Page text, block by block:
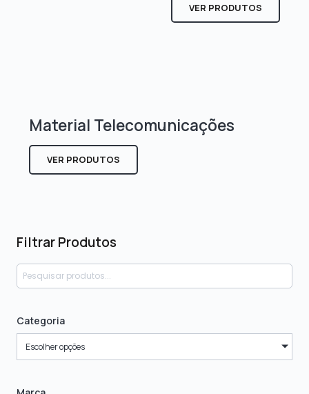
Filtrar Produtos
Categoria
Escolher opções
VER PRODUTOS
Material Telecomunicações
VER PRODUTOS